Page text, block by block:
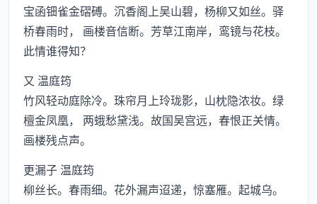
宝函钿雀金磖磗。沉香阁上吴山碧，杨柳又如丝。驿
桥春雨时， 画楼音信断。芳草江南岸，鸾镜与花枝。
此情谁得知？
又 温庭筠
竹风轻动庭除冷。珠帘月上玲珑影，山枕隐浓妆。绿
檀金凤凰， 两蛾愁黛浅。故国吴宫远，春恨正关情。
画楼残点声。
更漏子 温庭筠
柳丝长。春雨细。花外漏声迢递，惊塞雁。起城乌。